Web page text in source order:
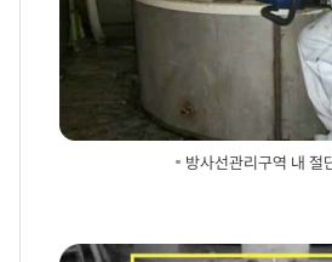
영구정지로
전환됩니다.
·
최종해체계획서
방사선관리구역 내 절